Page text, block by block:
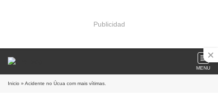
Publicidad
MENU
Inicio » Acidente no Úcua com mais vítimas.